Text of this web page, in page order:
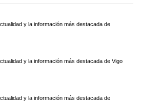
y la información más destacada de
y la información más destacada de Vigo
y la información más destacada de